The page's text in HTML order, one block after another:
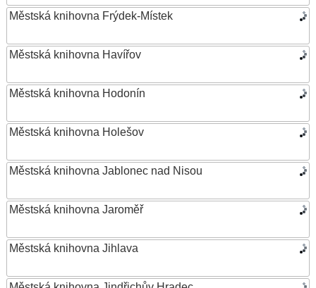
Městská knihovna Frýdek-Místek
Městská knihovna Havířov
Městská knihovna Hodonín
Městská knihovna Holešov
Městská knihovna Jablonec nad Nisou
Městská knihovna Jaroměř
Městská knihovna Jihlava